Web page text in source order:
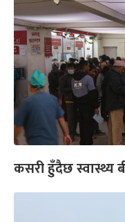
कसरी हुँदैछ स्वास्थ्य